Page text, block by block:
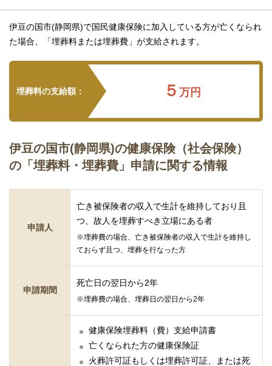
伊豆の国市(静岡県)で国民健康保険に加入している方が亡くなられ
た場合、「埋葬料または埋葬費」が支給されます。
埋葬料の支給額： ５万円
伊豆の国市(静岡県)の健康保険（社会保険）
の「埋葬料・埋葬費」申請に関する情報
申請人
亡き被保険者の収入で生計を維持しており且
つ、故人を埋葬すべき立場にある者
※埋葬費の場合、亡き被保険者の収入で生計を維持し
ておらず且つ、埋葬を行なった方
申請期間
死亡日の翌日から2年
※埋葬費の場合、埋葬日の翌日から2年
健康保険埋葬料（費）支給申請書
亡くなられた方の健康保険証
火葬許可証もしくは埋葬許可証、または死